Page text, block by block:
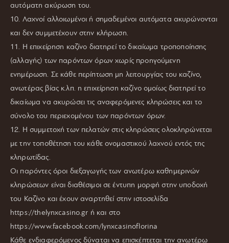
αυτόματη ακύρωση του.
10. Λαχνοί αλλοιωμένοι ή σημαδεμένοι αυτόματα ακυρώνονται
και δεν συμμετέχουν στην κλήρωση.
11. Η επιχείρηση καζίνο διατηρεί το δικαίωμα τροποποίησης
(αλλαγής) των παρόντων όρων χωρίς προηγούμενη
ενημέρωση. Σε κάθε περίπτωση μη λειτουργίας του καζίνο,
ανωτέρας βίας κ.λπ. η επιχείρηση καζίνο ομοίως διατηρεί το
δικαίωμα να ακυρώσει τις αναφερόμενες κληρώσεις και το
σύνολο του περιεχομένου των παρόντων όρων.
12. Η συμμετοχή των πελατών στις κληρώσεις ολοκληρώνεται
με την τοποθέτηση του κάθε ονομαστικού λαχνού εντός της
κληρωτίδας.
Οι παρόντες όροι διεξαγωγής των ανωτέρω καθημερινών
κληρώσεων είναι διαθέσιμοι σε έντυπη μορφή στην υποδοχή
του Καζίνο και έχουν αναρτηθεί στην ιστοσελίδα
https://thelynxcasino.gr ή και στο
https://www.facebook.com/lynxcasinoflorina
Κάθε ενδιαφερόμενος δύναται να επισκέπτεται την ανωτέρω